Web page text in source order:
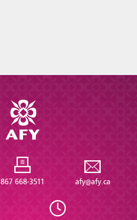
867 668-3511 afy@afy.ca